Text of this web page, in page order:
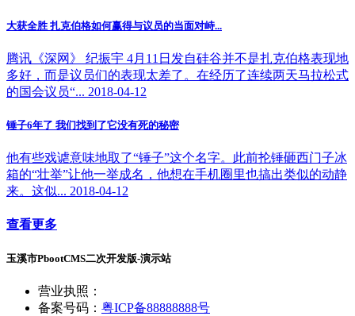
大获全胜 扎克伯格如何赢得与议员的当面对峙...
腾讯《深网》 纪振宇 4月11日发自硅谷并不是扎克伯格表现地
多好，而是议员们的表现太差了。在经历了连续两天马拉松式
的国会议员“... 2018-04-12
锤子6年了 我们找到了它没有死的秘密
他有些戏谑意味地取了“锤子”这个名字。此前抡锤砸西门子冰
箱的“壮举”让他一举成名，他想在手机圈里也搞出类似的动静
来。这似... 2018-04-12
查看更多
玉溪市PbootCMS二次开发版-演示站
营业执照：
备案号码： 粤ICP备88888888号